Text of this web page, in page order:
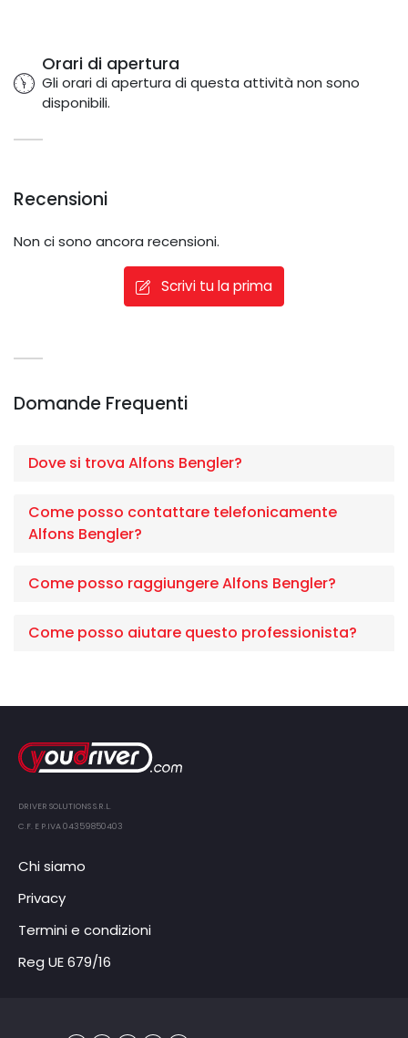
Orari di apertura
Gli orari di apertura di questa attività non sono
disponibili.
Recensioni
Non ci sono ancora recensioni.
Scrivi tu la prima
Domande Frequenti
Dove si trova Alfons Bengler?
Come posso contattare telefonicamente
Alfons Bengler?
Come posso raggiungere Alfons Bengler?
Come posso aiutare questo professionista?
DRIVER SOLUTIONS S.R.L.
C.F. E P.IVA 04359850403
Chi siamo
Privacy
Termini e condizioni
Reg UE 679/16